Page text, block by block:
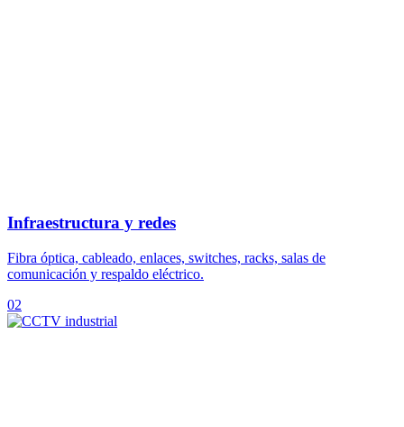
Infraestructura y redes
Fibra óptica, cableado, enlaces, switches, racks, salas de
comunicación y respaldo eléctrico.
02